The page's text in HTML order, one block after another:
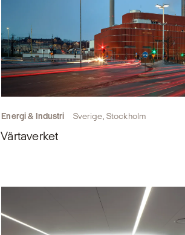
Energi & Industri Sverige, Stockholm
Värtaverket